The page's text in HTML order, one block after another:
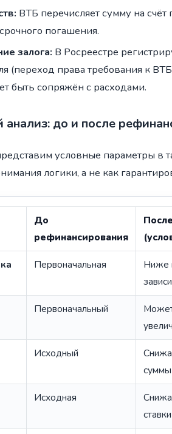
ВТБ перечисляет сумму на счёт
погашения.
залога: В Росреестре
(переход права требования к
быть сопряжён с расходами.
анализ: до и после
условные параметры в
логики, а не как
До
рефинансирования
Первоначальная
Ниже
Первоначальный
Исходный
Исходная
ставки